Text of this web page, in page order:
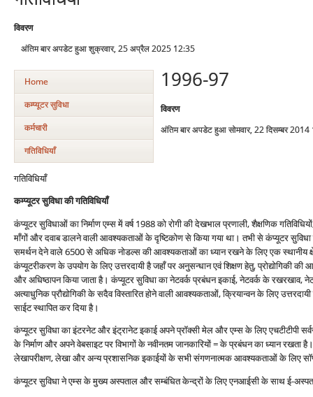
विवरण
अंतिम बार अपडेट हुआ शुक्रवार, 25 अप्रैल 2025 12:35
Home
कम्‍प्‍यूटर सुविधा
कर्मचारी
गतिविधियाँ
गतिविधियाँ
कम्प्यूटर सुविधा की गतिविधियाँ
कंप्यूटर सुविधाओं का निर्माण एम्स में वर्ष 1988 को रोगी की देखभाल प्रणाली, शैक्षणिक
माँगों और दवाब डालने वाली आवश्यकताओं के दृष्टिकोण से किया गया था। तभी से कंप्यूटर
समर्थन देने वाले 6500 से अधिक नोडल्स की आवश्यकताओं का ध्यान रखने के लिए एक स्थानीय
कंप्यूटरीकरण के उपयोग के लिए उत्तरदायी है जहाँ पर अनुसन्धान एवं शिक्षण हेतु,
और अधिष्ठापन किया जाता है। कंप्यूटर सुविधा का नेटवर्क प्रबंधन इकाई, नेटवर्क के रखरखाव,
अत्याधुनिक प्रौद्योगिकी के सदैव विस्तारित होने वाली आवश्यकताओं, क्रियान्वन के लिए
साईट स्थापित कर दिया है।
कंप्यूटर सुविधा का इंटरनेट और इंट्रानेट इकाई अपने प्रॉक्सी मेल और एम्स के लिए एचटीटीपी
के निर्माण और अपने वेबसाइट पर विभागों के नवीनतम जानकारियों = के प्रबंधन का ध्यान रखता
लेखापरीक्षण, लेखा और अन्य प्रशासनिक इकाईयों के सभी संगणनात्मक आवश्यकताओं के लिए
कंप्यूटर सुविधा ने एम्स के मुख्य अस्पताल और सम्बंधित केन्द्रों के लिए एनआईसी के साथ ई-
1996-97
विवरण
अंतिम बार अपडेट हुआ सोमवार, 22 दिसम्बर